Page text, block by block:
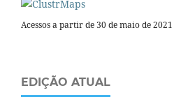
Acessos a partir de 30 de maio de 2021
EDIÇÃO ATUAL